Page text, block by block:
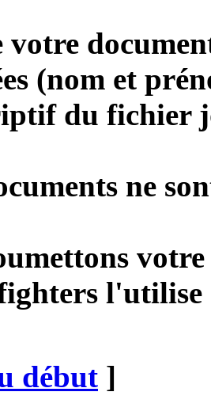
votre
(nom et
du fichier
ne
début ]